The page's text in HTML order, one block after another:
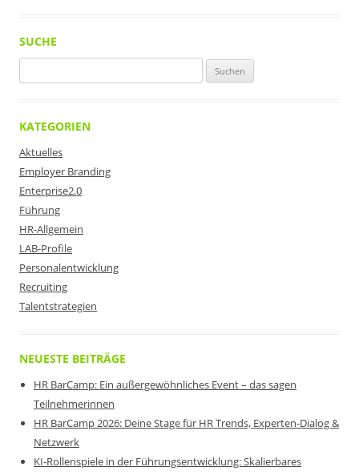
SUCHE
nach:
KATEGORIEN
Aktuelles
Employer Branding
Enterprise2.0
Führung
HR-Allgemein
LAB-Profile
Personalentwicklung
Recruiting
Talentstrategien
NEUESTE BEITRÄGE
HR BarCamp: Ein außergewöhnliches Event – das sagen
Teilnehmerinnen
HR BarCamp 2026: Deine Stage für HR Trends, Experten-Dialog &
Netzwerk
KI-Rollenspiele in der Führungsentwicklung: Skalierbares